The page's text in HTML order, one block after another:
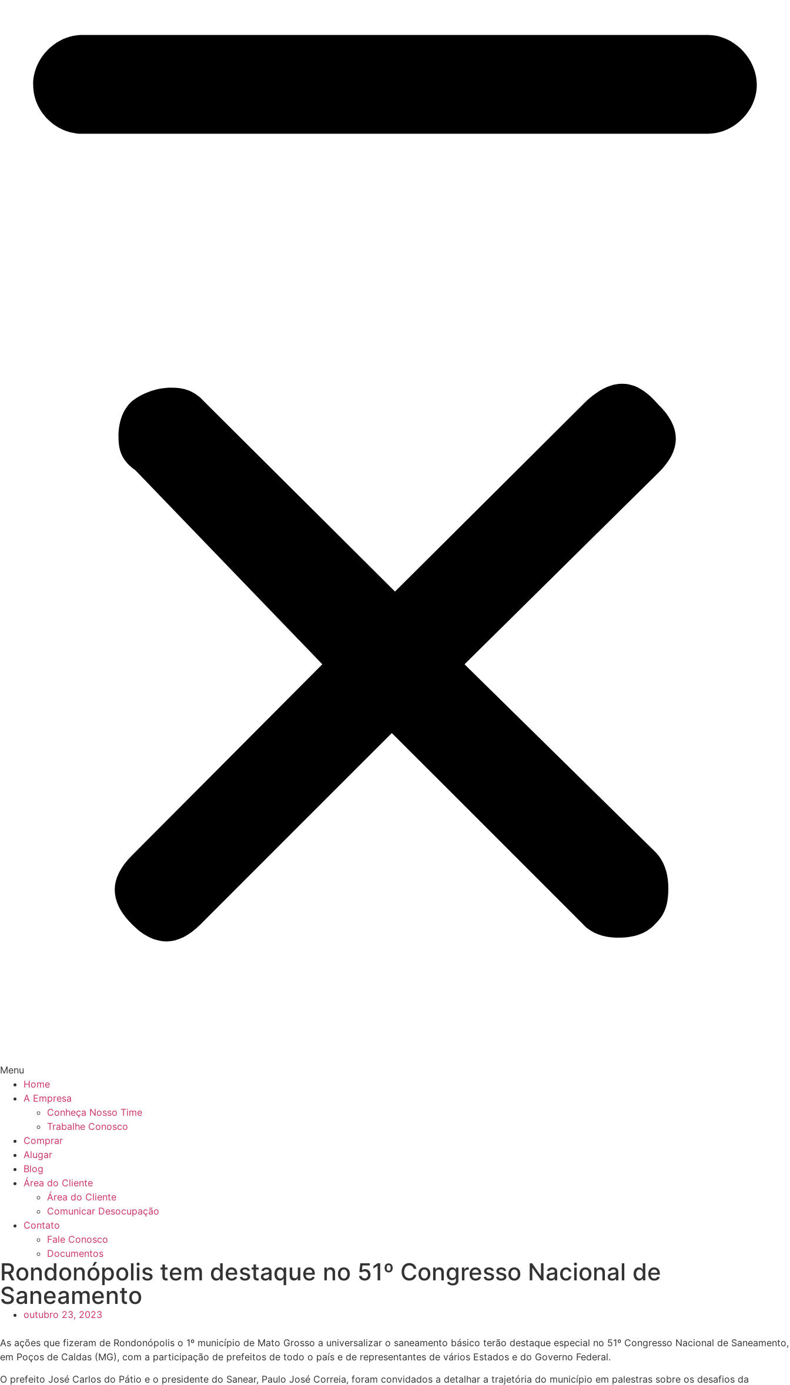
Menu
Home
A Empresa
Conheça Nosso Time
Trabalhe Conosco
Comprar
Alugar
Blog
Área do Cliente
Área do Cliente
Comunicar Desocupação
Contato
Fale Conosco
Documentos
Rondonópolis tem destaque no 51º Congresso Nacional de
Saneamento
outubro 23, 2023
As ações que fizeram de Rondonópolis o 1º município de Mato Grosso a universalizar o saneamento básico terão destaque especial no 51º Congresso Nacional de Saneamento,
em Poços de Caldas (MG), com a participação de prefeitos de todo o país e de representantes de vários Estados e do Governo Federal.
O prefeito José Carlos do Pátio e o presidente do Sanear, Paulo José Correia, foram convidados a detalhar a trajetória do município em palestras sobre os desafios da